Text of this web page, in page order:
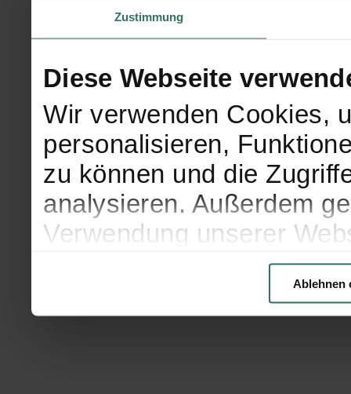
Zustimmung
Diese Webseite
Wir verwenden Cookies,
personalisieren,
zu können und die
analysieren. Außerdem
Verwendung unserer
soziale Medien,
Partner führen diese
weiteren Daten
Ablehnen